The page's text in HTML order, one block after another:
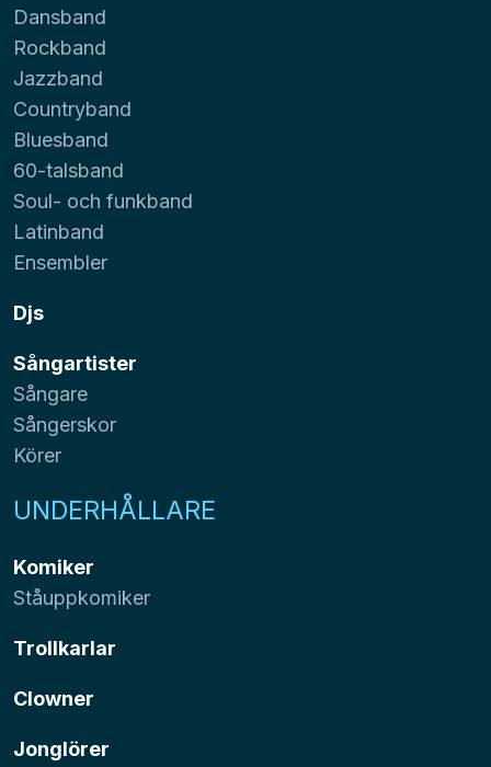
Dansband
Rockband
Jazzband
Countryband
Bluesband
60-talsband
Soul- och funkband
Latinband
Ensembler
Djs
Sångartister
Sångare
Sångerskor
Körer
UNDERHÅLLARE
Komiker
Ståuppkomiker
Trollkarlar
Clowner
Jonglörer